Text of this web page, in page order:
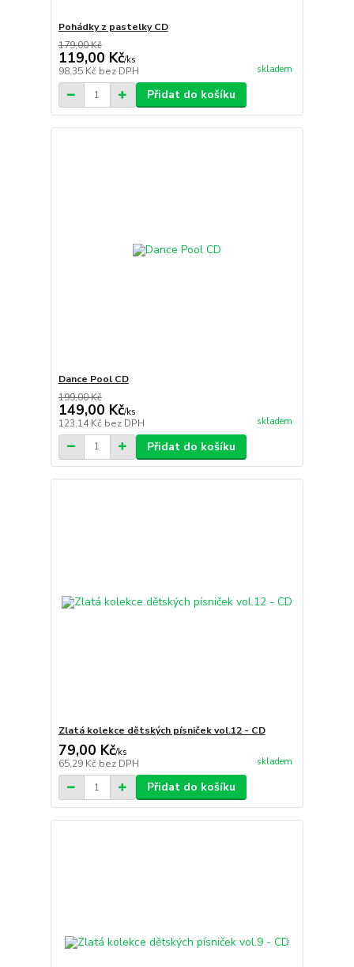
Pohádky z pastelky CD
179,00 Kč
119,00 Kč/ks
98,35 Kč bez DPH skladem
Přidat do košíku
Dance Pool CD
199,00 Kč
149,00 Kč/ks
123,14 Kč bez DPH skladem
Přidat do košíku
Zlatá kolekce dětských písniček vol.12 - CD
79,00 Kč/ks
65,29 Kč bez DPH skladem
Přidat do košíku